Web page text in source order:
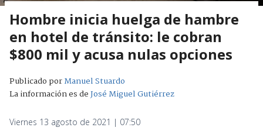
Hombre inicia huelga de hambre
en hotel de tránsito: le cobran
$800 mil y acusa nulas opciones
Publicado porManuel Stuardo
La información es deJosé Miguel Gutiérrez
Viernes 13 agosto de 2021 | 07:50